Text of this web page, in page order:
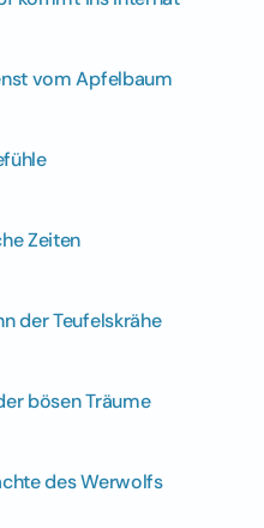
vom Apfelbaum
Zeiten
der Teufelskrähe
bösen Träume
des Werwolfs